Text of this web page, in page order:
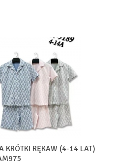
KRÓTKI RĘKAW (4-14 LAT)